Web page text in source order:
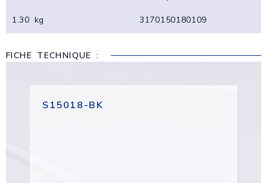
1.30 kg 3170150180109
FICHE TECHNIQUE :
S15018-BK